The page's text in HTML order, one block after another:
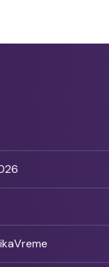
Vreme